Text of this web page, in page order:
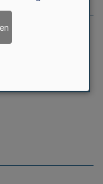
des Landes
-